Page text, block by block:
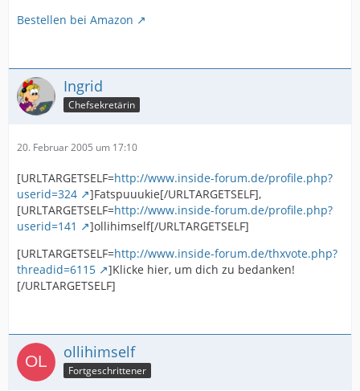
Bestellen bei Amazon
Ingrid
Chefsekretärin
20. Februar 2005 um 17:10
[URLTARGETSELF=http://www.inside-forum.de/profile.php?
userid=324
]Fatspuuukie[/URLTARGETSELF],
[URLTARGETSELF=http://www.inside-forum.de/profile.php?
userid=141
]ollihimself[/URLTARGETSELF]
[URLTARGETSELF=http://www.inside-forum.de/thxvote.php?
threadid=6115
]Klicke hier, um dich zu bedanken!
[/URLTARGETSELF]
ollihimself
Fortgeschrittener